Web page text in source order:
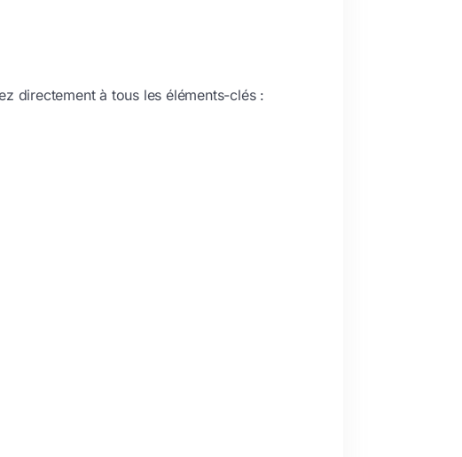
directement à tous les éléments-clés :